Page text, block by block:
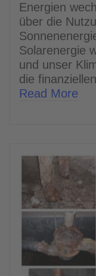
Energien
über die
Solarenergie
und unser
die
Read More